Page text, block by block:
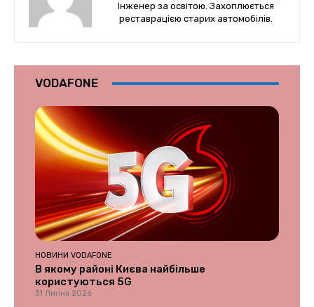
Інженер за освітою. Захоплюється
реставрацією старих автомобілів.
VODAFONE
НОВИНИ VODAFONE
В якому районі Києва найбільше
користуються 5G
31 Липня 2026